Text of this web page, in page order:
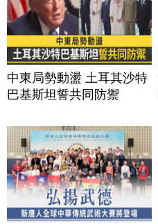
中東局勢動盪 土耳其沙特
巴基斯坦誓共同防禦